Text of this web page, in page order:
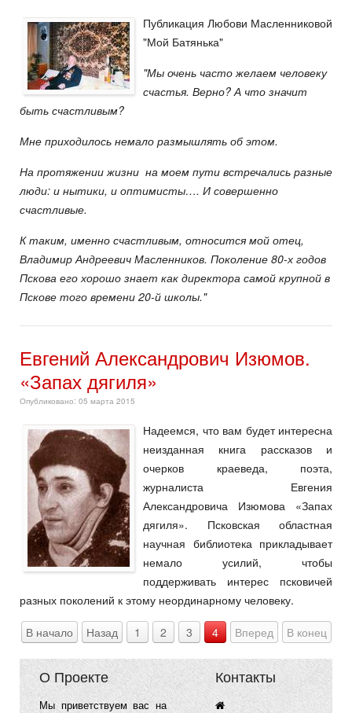
Публикация Любови Масленниковой
"Мой Батянька"
"Мы очень часто желаем человеку
счастья. Верно? А что значит
быть счастливым?
Мне приходилось немало размышлять об этом.
На протяжении жизни на моем пути встречались разные
люди: и нытики, и оптимисты…. И совершенно
счастливые.
К таким, именно счастливым, относится мой отец,
Владимир Андреевич Масленников. Поколение 80-х годов
Пскова его хорошо знает как директора самой крупной в
Пскове того времени 20-й школы."
Евгений Александрович Изюмов.
«Запах дягиля»
Опубликовано: 05 марта 2015
Надеемся, что вам будет интересна
неизданная книга рассказов и
очерков краеведа, поэта,
журналиста Евгения
Александровича Изюмова «Запах
дягиля». Псковская областная
научная библиотека прикладывает
немало усилий, чтобы
поддерживать интерес псковичей
разных поколений к этому неординарному человеку.
В начало Назад 1 2 3 4 Вперед В конец
О Проекте
Мы приветствуем вас на
Контакты